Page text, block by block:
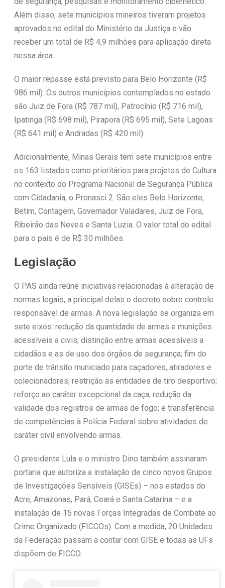
Além disso, sete municípios mineiros tiveram projetos
aprovados no edital do Ministério da Justiça e vão
receber um total de R$ 4,9 milhões para aplicação direta
nessa área.
O maior repasse está previsto para Belo Horizonte (R$
986 mil). Os outros municípios contemplados no estado
são Juiz de Fora (R$ 787 mil), Patrocínio (R$ 716 mil),
Ipatinga (R$ 698 mil), Pirapora (R$ 695 mil), Sete Lagoas
(R$ 641 mil) e Andradas (R$ 420 mil).
Adicionalmente, Minas Gerais tem sete municípios entre
os 163 listados como prioritários para projetos de Cultura
no contexto do Programa Nacional de Segurança Pública
com Cidadania, o Pronasci 2. São eles Belo Horizonte,
Betim, Contagem, Governador Valadares, Juiz de Fora,
Ribeirão das Neves e Santa Luzia. O valor total do edital
para o país é de R$ 30 milhões.
Legislação
O PAS ainda reúne iniciativas relacionadas à alteração de
normas legais, a principal delas o decreto sobre controle
responsável de armas. A nova legislação se organiza em
sete eixos: redução da quantidade de armas e munições
acessíveis a civis; distinção entre armas acessíveis a
cidadãos e as de uso dos órgãos de segurança; fim do
porte de trânsito municiado para caçadores, atiradores e
colecionadores; restrição às entidades de tiro desportivo;
reforço ao caráter excepcional da caça; redução da
validade dos registros de armas de fogo; e transferência
de competências à Polícia Federal sobre atividades de
caráter civil envolvendo armas.
O presidente Lula e o ministro Dino também assinaram
portaria que autoriza a instalação de cinco novos Grupos
de Investigações Sensíveis (GISEs) – nos estados do
Acre, Amazonas, Pará, Ceará e Santa Catarina – e a
instalação de 15 novas Forças Integradas de Combate ao
Crime Organizado (FICCOs). Com a medida, 20 Unidades
da Federação passam a contar com GISE e todas as UFs
dispõem de FICCO.